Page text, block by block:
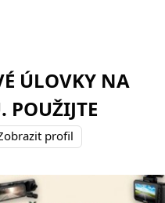
ÚLOVKY NA
POUŽIJTE
profil